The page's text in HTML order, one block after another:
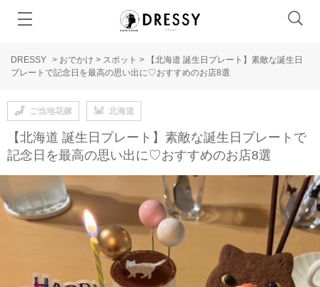
DRESSY > おでかけ > スポット >
【北海道 誕生日プレート】素敵な誕生日
プレートで記念日を最高の思い出に♡おすすめのお店8選
ご当地花嫁 北海道
【北海道 誕生日プレート】素敵な誕生日プレートで
記念日を最高の思い出に♡おすすめのお店8選